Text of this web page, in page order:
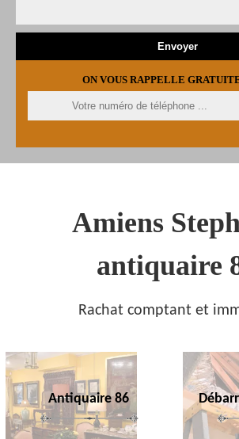
ON VOUS RAPPELLE
Amiens
antiquaire
Rachat comptant et
Antiquaire 86